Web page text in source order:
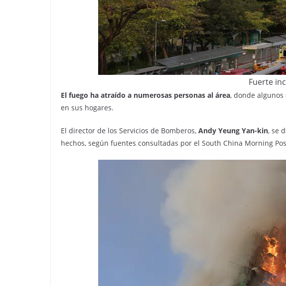
Fuerte
El fuego ha atraído a numerosas personas al área, donde
en sus hogares.
El director de los Servicios de Bomberos, Andy Yeung Yan-kin, se
hechos, según fuentes consultadas por el South China Morning